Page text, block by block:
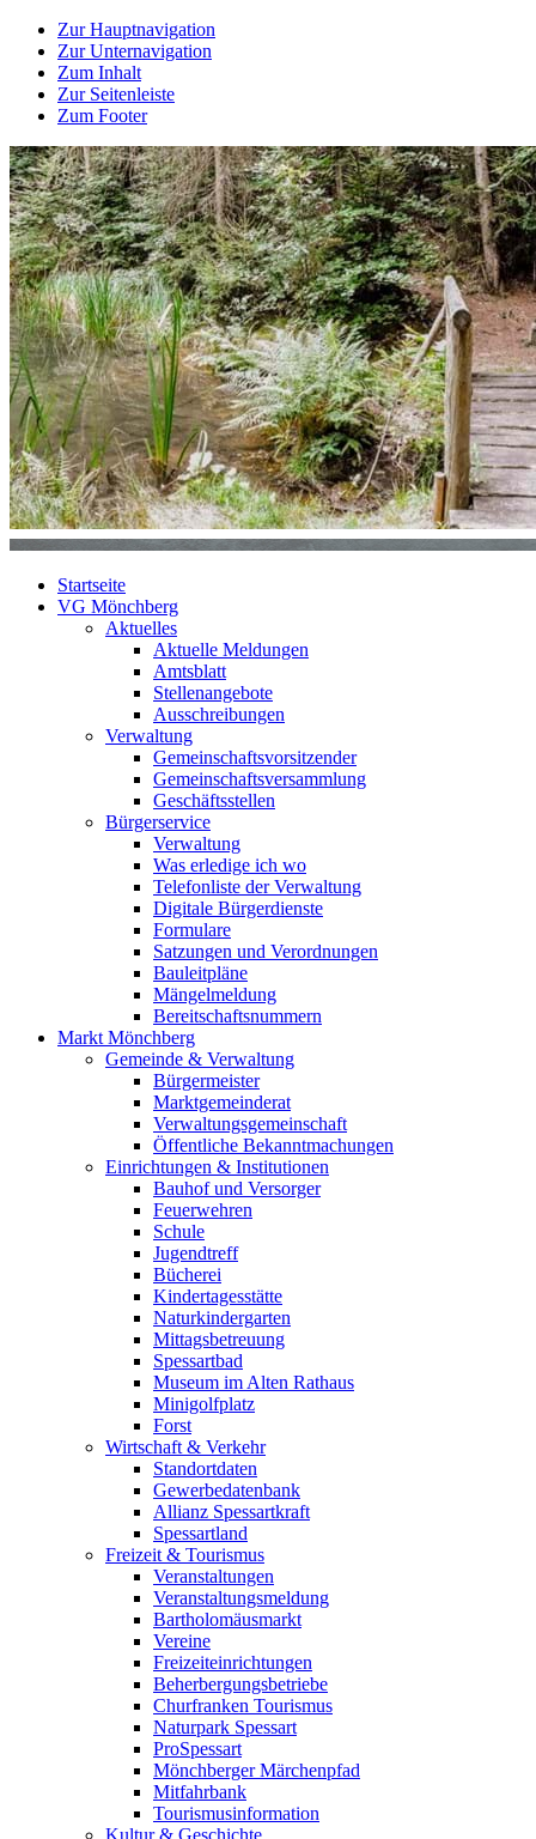
Zur Hauptnavigation
Zur Unternavigation
Zum Inhalt
Zur Seitenleiste
Zum Footer
Startseite
VG Mönchberg
Aktuelles
Aktuelle Meldungen
Amtsblatt
Stellenangebote
Ausschreibungen
Verwaltung
Gemeinschaftsvorsitzender
Gemeinschaftsversammlung
Geschäftsstellen
Bürgerservice
Verwaltung
Was erledige ich wo
Telefonliste der Verwaltung
Digitale Bürgerdienste
Formulare
Satzungen und Verordnungen
Bauleitpläne
Mängelmeldung
Bereitschaftsnummern
Markt Mönchberg
Gemeinde & Verwaltung
Bürgermeister
Marktgemeinderat
Verwaltungsgemeinschaft
Öffentliche Bekanntmachungen
Einrichtungen & Institutionen
Bauhof und Versorger
Feuerwehren
Schule
Jugendtreff
Bücherei
Kindertagesstätte
Naturkindergarten
Mittagsbetreuung
Spessartbad
Museum im Alten Rathaus
Minigolfplatz
Forst
Wirtschaft & Verkehr
Standortdaten
Gewerbedatenbank
Allianz Spessartkraft
Spessartland
Freizeit & Tourismus
Veranstaltungen
Veranstaltungsmeldung
Bartholomäusmarkt
Vereine
Freizeiteinrichtungen
Beherbergungsbetriebe
Churfranken Tourismus
Naturpark Spessart
ProSpessart
Mönchberger Märchenpfad
Mitfahrbank
Tourismusinformation
Kultur & Geschichte